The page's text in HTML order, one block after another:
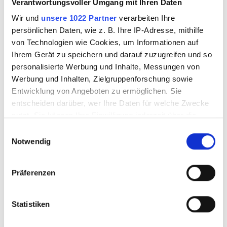
Verantwortungsvoller Umgang mit Ihren Daten
Wir und unsere 1022 Partner verarbeiten Ihre
persönlichen Daten, wie z. B. Ihre IP-Adresse, mithilfe
von Technologien wie Cookies, um Informationen auf
Ihrem Gerät zu speichern und darauf zuzugreifen und so
personalisierte Werbung und Inhalte, Messungen von
Werbung und Inhalten, Zielgruppenforschung sowie
Entwicklung von Angeboten zu ermöglichen. Sie
entscheiden darüber, wer Ihre Daten für welche Zwecke
Trigger Symbol ändern oder widerrufen
Informationen über Ihre geografische Lage
können
Notwendig
Präferenzen
Statistiken
3570109 3570110
Glasfaden 1mm
Glasfaden 1mm